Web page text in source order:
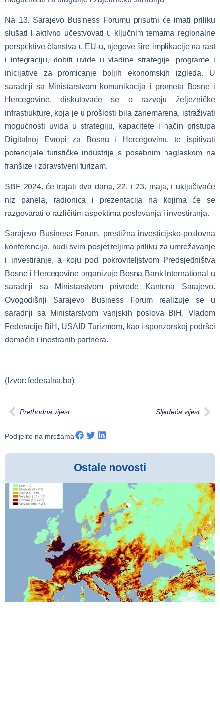
Na 13. Sarajevo Business Forumu prisutni će imati priliku
slušati i aktivno učestvovati u ključnim temama regionalne
perspektive članstva u EU-u, njegove šire implikacije na rast
i integraciju, dobiti uvide u vladine strategije, programe i
inicijative za promicanje boljih ekonomskih izgleda. U
saradnji sa Ministarstvom komunikacija i prometa Bosne i
Hercegovine, diskutovaće se o razvoju željezničke
infrastrukture, koja je u prošlosti bila zanemarena, istraživati
mogućnosti uvida u strategiju, kapacitete i način pristupa
Digitalnoj Evropi za Bosnu i Hercegovinu, te ispitivati
potencijale turističke industrije s posebnim naglaskom na
franšize i zdravstveni turizam.
SBF 2024. će trajati dva dana, 22. i 23. maja, i uključivaće
niz panela, radionica i prezentacija na kojima će se
razgovarati o različitim aspektima poslovanja i investiranja.
Sarajevo Business Forum, prestižna investicijsko-poslovna
konferencija, nudi svim posjetiteljima priliku za umrežavanje
i investiranje, a koju pod pokroviteljstvom Predsjedništva
Bosne i Hercegovine organizuje Bosna Bank International u
saradnji sa Ministarstvom privrede Kantona Sarajevo.
Ovogodišnji Sarajevo Business Forum realizuje se u
saradnji sa Ministarstvom vanjskih poslova BiH, Vladom
Federacije BiH, USAID Turizmom, kao i sponzorskoj podršci
domaćih i inostranih partnera.
(Izvor: federalna.ba)
Prethodna vijest Sljedeća vijest
Podijelite na mrežama
Ostale novosti